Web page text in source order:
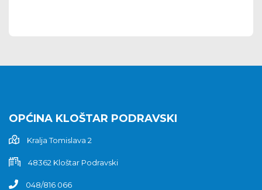
OPĆINA KLOŠTAR PODRAVSKI
Kralja Tomislava 2
48362 Kloštar Podravski
048/816 066